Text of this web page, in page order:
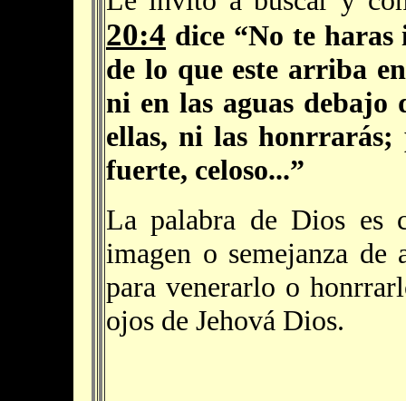
20:4 dice “No te
de lo que este arriba
ni en las aguas
ellas, ni las honrrarás;
fuerte, celoso...”
La palabra de Dios es
imagen o semejanza
para venerarlo o
ojos de Jehová Dios.